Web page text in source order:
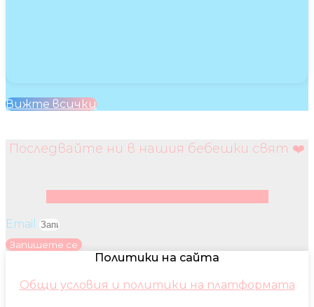
Вижте всички
Последвайте ни в нашия бебешки свят ❤️
Email
Запишете се
Политики на сайта
Общи условия и политики на платформата